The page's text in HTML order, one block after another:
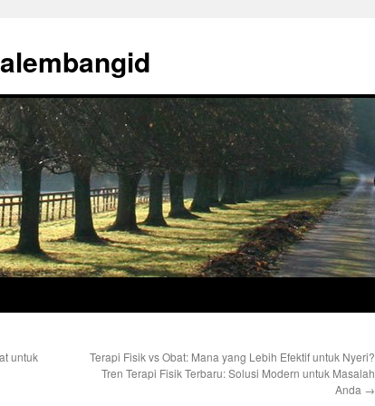
untuk
Terapi Fisik vs Obat: Mana yang Lebih Efektif untuk Nyeri?
Tren Terapi Fisik Terbaru: Solusi Modern untuk Masalah
Anda →